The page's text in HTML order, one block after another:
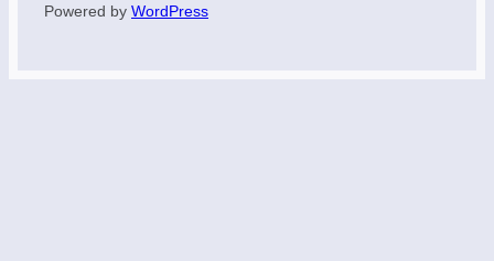
Powered by WordPress